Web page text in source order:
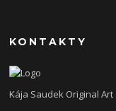
KONTAKTY
Kája Saudek Original Art